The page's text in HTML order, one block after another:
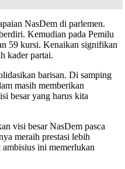
NasDem di parlemen.
Kemudian pada Pemilu
59 kursi. Kenaikan signifikan
kader partai.
barisan. Di samping
masih memberikan
besar yang harus kita
visi besar NasDem pasca
meraih prestasi lebih
ini memerlukan